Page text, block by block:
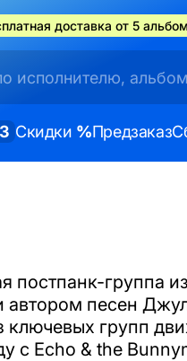
доставка от 5
Скидки %Предзаказ
постпанк-группа
автором песен
ключевых групп
с Echo & the